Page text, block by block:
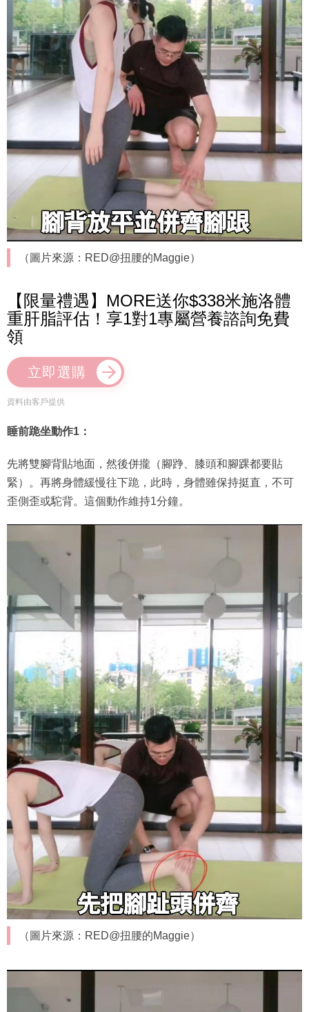
（圖片來源：RED@扭腰的Maggie）
【限量禮遇】MORE送你$338米施洛體
重肝脂評估！享1對1專屬營養諮詢免費
領
立即選購
資料由客戶提供
睡前跪坐動作1：
先將雙腳背貼地面，然後併攏（腳踭、膝頭和腳踝都要貼
緊）。再將身體緩慢往下跪，此時，身體雖保持挺直，不可
歪側歪或駝背。這個動作維持1分鐘。
（圖片來源：RED@扭腰的Maggie）